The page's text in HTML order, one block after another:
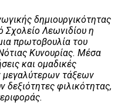
δημιουργικότητας
Σχολείο Λεωνιδίου η
πρωτοβουλία του
Κυνουρίας. Μέσα
και ομαδικές
μεγαλύτερων τάξεων
δεξιότητες φιλικότητας,